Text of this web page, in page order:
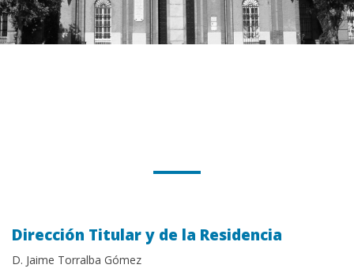
Dirección Titular y de la Residencia
D. Jaime Torralba Gómez